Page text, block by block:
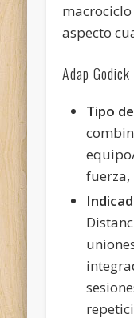
aspecto
Adap
Tipo
fuerza,